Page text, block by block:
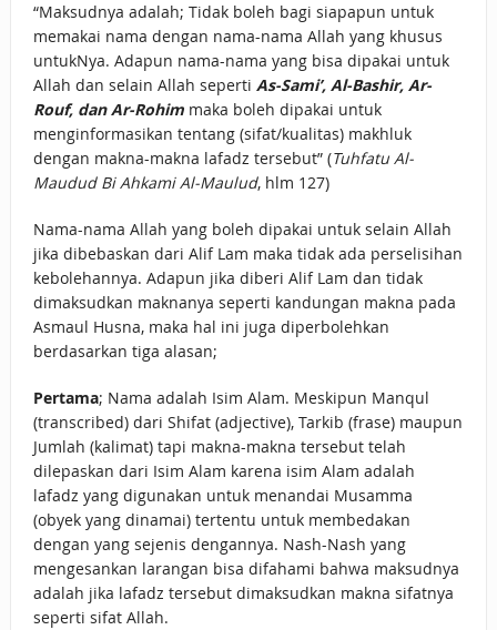
“Maksudnya adalah; Tidak boleh bagi siapapun untuk
memakai nama dengan nama-nama Allah yang khusus
untukNya. Adapun nama-nama yang bisa dipakai untuk
Allah dan selain Allah seperti As-Sami’, Al-Bashir, Ar-
Rouf, dan Ar-Rohimmaka boleh dipakai untuk
menginformasikan tentang (sifat/kualitas) makhluk
dengan makna-makna lafadz tersebut” (Tuhfatu Al-
Maudud Bi Ahkami Al-Maulud, hlm 127)
Nama-nama Allah yang boleh dipakai untuk selain Allah
jika dibebaskan dari Alif Lam maka tidak ada perselisihan
kebolehannya. Adapun jika diberi Alif Lam dan tidak
dimaksudkan maknanya seperti kandungan makna pada
Asmaul Husna, maka hal ini juga diperbolehkan
berdasarkan tiga alasan;
Pertama; Nama adalah Isim Alam. Meskipun Manqul
(transcribed) dari Shifat (adjective), Tarkib (frase) maupun
Jumlah (kalimat) tapi makna-makna tersebut telah
dilepaskan dari Isim Alam karena isim Alam adalah
lafadz yang digunakan untuk menandai Musamma
(obyek yang dinamai) tertentu untuk membedakan
dengan yang sejenis dengannya. Nash-Nash yang
mengesankan larangan bisa difahami bahwa maksudnya
adalah jika lafadz tersebut dimaksudkan makna sifatnya
seperti sifat Allah.